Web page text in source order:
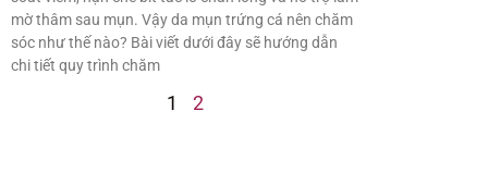
mờ thâm sau mụn. Vậy da mụn trứng cá nên chăm
sóc như thế nào? Bài viết dưới đây sẽ hướng dẫn
chi tiết quy trình chăm
1 2